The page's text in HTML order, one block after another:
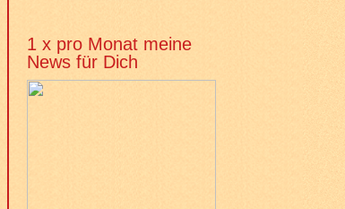
1 x pro Monat meine
News für Dich